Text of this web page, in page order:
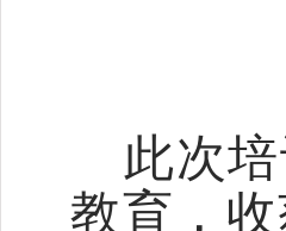
此次
教育，